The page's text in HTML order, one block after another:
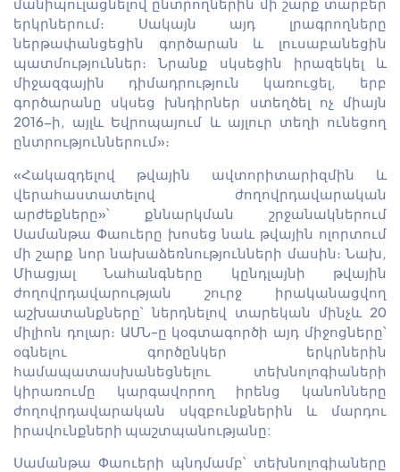
մանիպուլացնելով ընտրողներին մի շարք տարբեր
երկրներում։ Սակայն այդ լրագրողները
ներթափանցեցին գործարան և լուսաբանեցին
պատմություններ։ Նրանք սկսեցին իրազեկել և
միջազգային դիմադրություն կառուցել, երբ
գործարանը սկսեց խնդիրներ ստեղծել ոչ միայն
2016-ի, այլև Եվրոպայում և այլուր տեղի ունեցող
ընտրություններում»։
«Հակազդելով թվային ավտորիտարիզմին և
վերահաստատելով ժողովրդավարական
արժեքները»՝ քննարկման շրջանակներում
Սամանթա Փաուերը խոսեց նաև թվային ոլորտում
մի շարք նոր նախաձեռնությունների մասին։ Նախ,
Միացյալ Նահանգները կընդլայնի թվային
ժողովրդավարության շուրջ իրականացվող
աշխատանքները՝ ներդնելով տարեկան մինչև 20
միլիոն դոլար։ ԱՄՆ-ը կօգտագործի այդ միջոցները՝
օգնելու գործընկեր երկրներին
համապատասխանեցնելու տեխնոլոգիաների
կիրառումը կարգավորող իրենց կանոնները
ժողովրդավարական սկզբունքներին և մարդու
իրավունքների պաշտպանությանը:
Սամանթա Փաուերի պնդմամբ՝ տեխնոլոգիաները